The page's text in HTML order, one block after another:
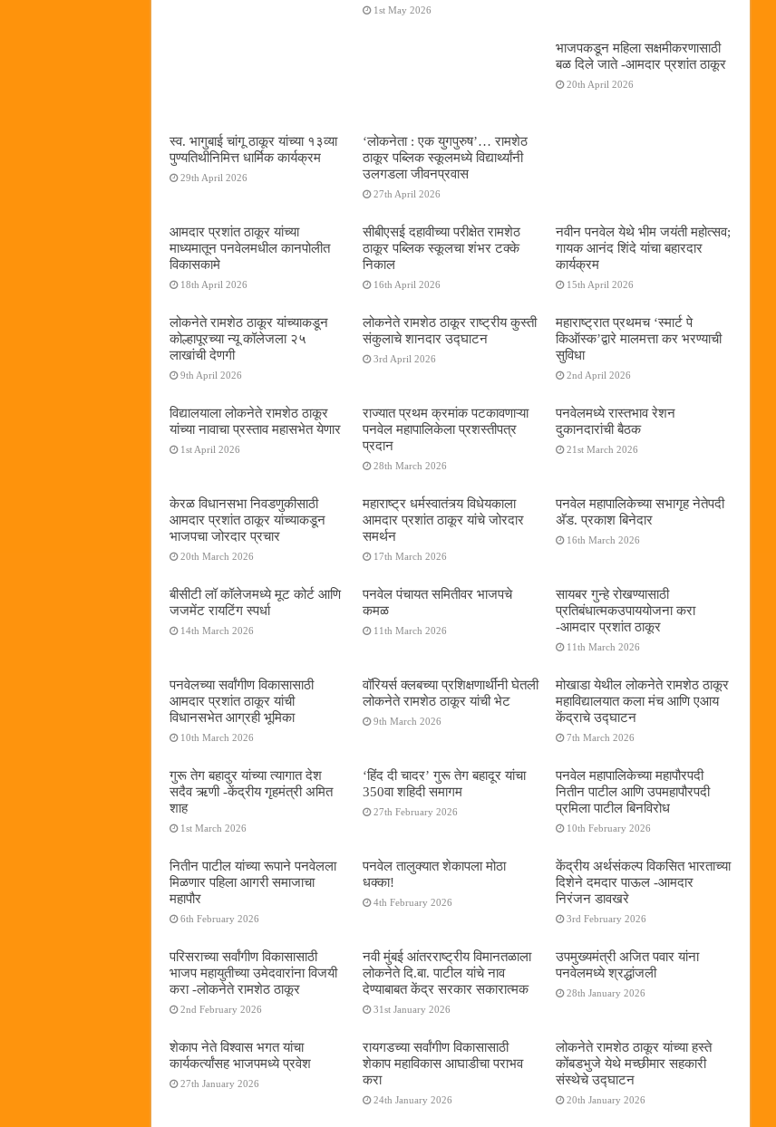
1st May 2026
स्व. भागुबाई चांगू ठाकूर यांच्या १३व्या
पुण्यतिथीनिमित्त धार्मिक कार्यक्रम
29th April 2026
‌‘लोकनेता : एक युगपुरुष‌’… रामशेठ
ठाकूर पब्लिक स्कूलमध्ये विद्यार्थ्यांनी
उलगडला जीवनप्रवास
27th April 2026
भाजपकडून महिला सक्षमीकरणासाठी
बळ दिले जाते -आमदार प्रशांत ठाकूर
20th April 2026
आमदार प्रशांत ठाकूर यांच्या
माध्यमातून पनवेलमधील कानपोलीत
विकासकामे
18th April 2026
सीबीएसई दहावीच्या परीक्षेत रामशेठ
ठाकूर पब्लिक स्कूलचा शंभर टक्के
निकाल
16th April 2026
नवीन पनवेल येथे भीम जयंती महोत्सव;
गायक आनंद शिंदे यांचा बहारदार
कार्यक्रम
15th April 2026
लोकनेते रामशेठ ठाकूर यांच्याकडून
कोल्हापूरच्या न्यू कॉलेजला २५
लाखांची देणगी
9th April 2026
लोकनेते रामशेठ ठाकूर राष्ट्रीय कुस्ती
संकुलाचे शानदार उद्घाटन
3rd April 2026
महाराष्ट्रात प्रथमच ‌‘स्मार्ट पे
किऑस्क‌’द्वारे मालमत्ता कर भरण्याची
सुविधा
2nd April 2026
विद्यालयाला लोकनेते रामशेठ ठाकूर
यांच्या नावाचा प्रस्ताव महासभेत येणार
1st April 2026
राज्यात प्रथम क्रमांक पटकावणाऱ्या
पनवेल महापालिकेला प्रशस्तीपत्र
प्रदान
28th March 2026
पनवेलमध्ये रास्तभाव रेशन
दुकानदारांची बैठक
21st March 2026
केरळ विधानसभा निवडणुकीसाठी
आमदार प्रशांत ठाकूर यांच्याकडून
भाजपचा जोरदार प्रचार
20th March 2026
महाराष्ट्र धर्मस्वातंत्र्य विधेयकाला
आमदार प्रशांत ठाकूर यांचे जोरदार
समर्थन
17th March 2026
पनवेल महापालिकेच्या सभागृह नेतेपदी
अ‍ॅड. प्रकाश बिनेदार
16th March 2026
बीसीटी लॉ कॉलेजमध्ये मूट कोर्ट आणि
जजमेंट रायटिंग स्पर्धा
14th March 2026
पनवेल पंचायत समितीवर भाजपचे
कमळ
11th March 2026
सायबर गुन्हे रोखण्यासाठी
प्रतिबंधात्मकउपाययोजना करा
-आमदार प्रशांत ठाकूर
11th March 2026
पनवेलच्या सर्वांगीण विकासासाठी
आमदार प्रशांत ठाकूर यांची
विधानसभेत आग्रही भूमिका
10th March 2026
वॉरियर्स क्लबच्या प्रशिक्षणार्थींनी घेतली
लोकनेते रामशेठ ठाकूर यांची भेट
9th March 2026
मोखाडा येथील लोकनेते रामशेठ ठाकूर
महाविद्यालयात कला मंच आणि एआय
केंद्राचे उद्घाटन
7th March 2026
गुरू तेग बहादुर यांच्या त्यागात देश
सदैव ऋणी -केंद्रीय गृहमंत्री अमित
शाह
1st March 2026
‘हिंद दी चादर’ गुरू तेग बहादूर यांचा
350वा शहिदी समागम
27th February 2026
पनवेल महापालिकेच्या महापौरपदी
नितीन पाटील आणि उपमहापौरपदी
प्रमिला पाटील बिनविरोध
10th February 2026
नितीन पाटील यांच्या रूपाने पनवेलला
मिळणार पहिला आगरी समाजाचा
महापौर
6th February 2026
पनवेल तालुक्यात शेकापला मोठा
धक्का!
4th February 2026
केंद्रीय अर्थसंकल्प विकसित भारताच्या
दिशेने दमदार पाऊल -आमदार
निरंजन डावखरे
3rd February 2026
परिसराच्या सर्वांगीण विकासासाठी
भाजप महायुतीच्या उमेदवारांना विजयी
करा -लोकनेते रामशेठ ठाकूर
2nd February 2026
नवी मुंबई आंतरराष्ट्रीय विमानतळाला
लोकनेते दि.बा. पाटील यांचे नाव
देण्याबाबत केंद्र सरकार सकारात्मक
31st January 2026
उपमुख्यमंत्री अजित पवार यांना
पनवेलमध्ये श्रद्धांजली
28th January 2026
शेकाप नेते विश्वास भगत यांचा
कार्यकर्त्यांसह भाजपमध्ये प्रवेश
27th January 2026
रायगडच्या सर्वांगीण विकासासाठी
शेकाप महाविकास आघाडीचा पराभव
करा
24th January 2026
लोकनेते रामशेठ ठाकूर यांच्या हस्ते
कोंबडभुजे येथे मच्छीमार सहकारी
संस्थेचे उद्घाटन
20th January 2026